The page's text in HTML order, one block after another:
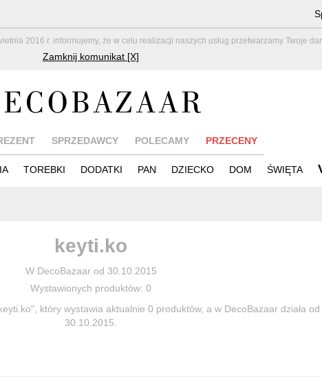
2016 r. informujemy, że w celu realizacji naszych usług przetwarzamy Twoje
Zamknij komunikat [X]
SPRZEDAWCY POLECAMY PRZECENY
TOREBKI DODATKI PAN DZIECKO DOM ŚWIĘTA
keyti.ko
W DecoBazaar od 30.10.2015
Wystawionych produktów: 0
który wystawia aktualnie 0 produktów, a w DecoBazaar działa od
30.10.2015.